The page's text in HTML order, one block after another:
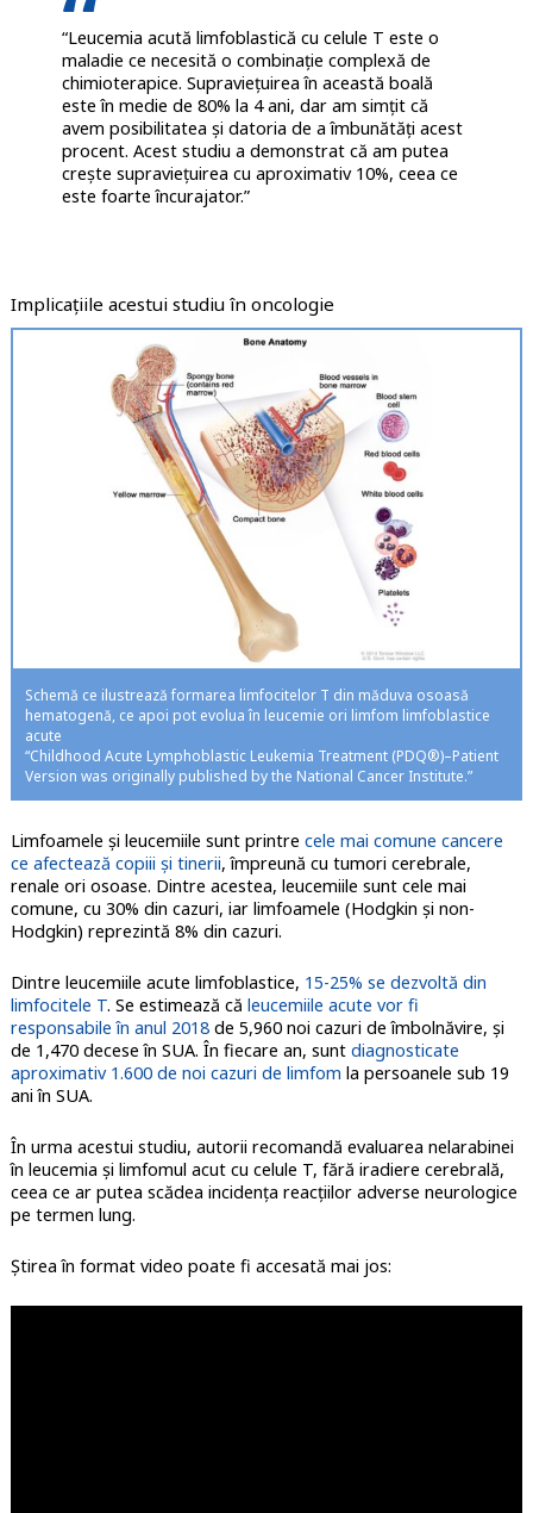
“Leucemia acută limfoblastică cu celule T este o
maladie ce necesită o combinație complexă de
chimioterapice. Supraviețuirea în această boală
este în medie de 80% la 4 ani, dar am simțit că
avem posibilitatea și datoria de a îmbunătăți acest
procent. Acest studiu a demonstrat că am putea
crește supraviețuirea cu aproximativ 10%, ceea ce
este foarte încurajator.”
Implicațiile acestui studiu în oncologie
Schemă ce ilustrează formarea limfocitelor T din măduva osoasă
hematogenă, ce apoi pot evolua în leucemie ori limfom limfoblastice
acute
“Childhood Acute Lymphoblastic Leukemia Treatment (PDQ®)–Patient
Version was originally published by the National Cancer Institute.”
Limfoamele și leucemiile sunt printre cele mai comune cancere
ce afectează copiii și tinerii, împreună cu tumori cerebrale,
renale ori osoase. Dintre acestea, leucemiile sunt cele mai
comune, cu 30% din cazuri, iar limfoamele (Hodgkin și non-
Hodgkin) reprezintă 8% din cazuri.
Dintre leucemiile acute limfoblastice, 15-25% se dezvoltă din
limfocitele T. Se estimează că leucemiile acute vor fi
responsabile în anul 2018de 5,960 noi cazuri de îmbolnăvire, și
de 1,470 decese în SUA. În fiecare an, sunt diagnosticate
aproximativ 1.600 de noi cazuri de limfom la persoanele sub 19
ani în SUA.
În urma acestui studiu, autorii recomandă evaluarea nelarabinei
în leucemia și limfomul acut cu celule T, fără iradiere cerebrală,
ceea ce ar putea scădea incidența reacțiilor adverse neurologice
pe termen lung.
Știrea în format video poate fi accesată mai jos: